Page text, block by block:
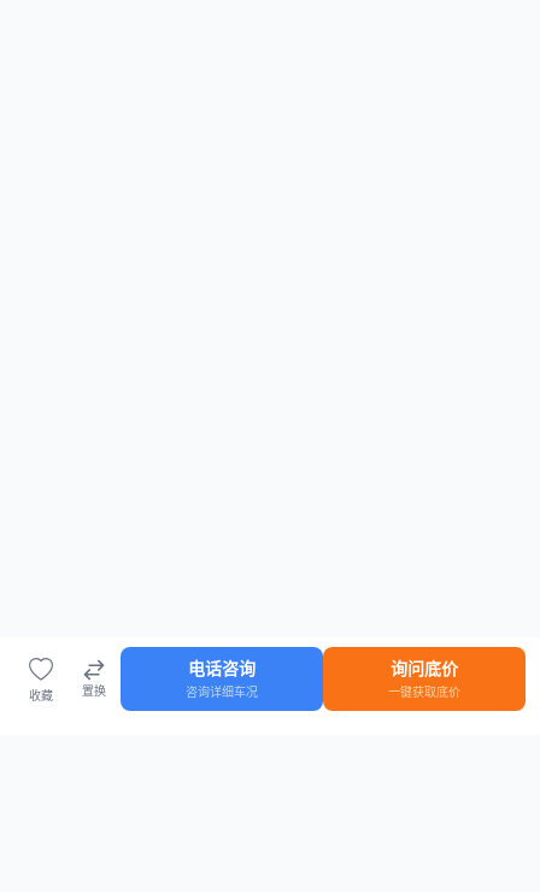
收藏 置换
电话咨询
咨询详细车况
询问底价
一键获取底价
车源 知识 登录